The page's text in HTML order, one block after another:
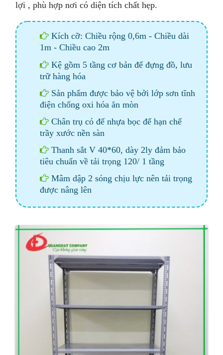
lợi , phù hợp nơi có diện tích chất hẹp.
Kích cỡ: Chiều rộng 0,6m - Chiều dài
1m - Chiều cao 2m
Kệ gồm 5 tầng cơ bản để đựng đồ, lưu
trữ hàng hóa
Sản phẩm được bảo vệ bởi lớp sơn tĩnh
điện chống oxi hóa ăn mòn
Chân trụ có đế nhựa bọc để hạn chế
trầy xước nền sàn
Thanh sắt V 40*60, dày 2ly đảm bảo
tiêu chuẩn về tải trọng 120/ 1 tầng
Mâm dập 2 sóng chịu lực nên tải trọng
được nâng lên